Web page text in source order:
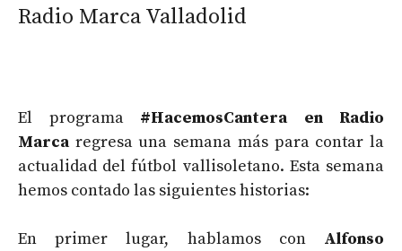
Radio Marca Valladolid
El programa #HacemosCantera en Radio
Marca regresa una semana más para contar la
actualidad del fútbol vallisoletano. Esta semana
hemos contado las siguientes historias:
En primer lugar, hablamos conAlfonso